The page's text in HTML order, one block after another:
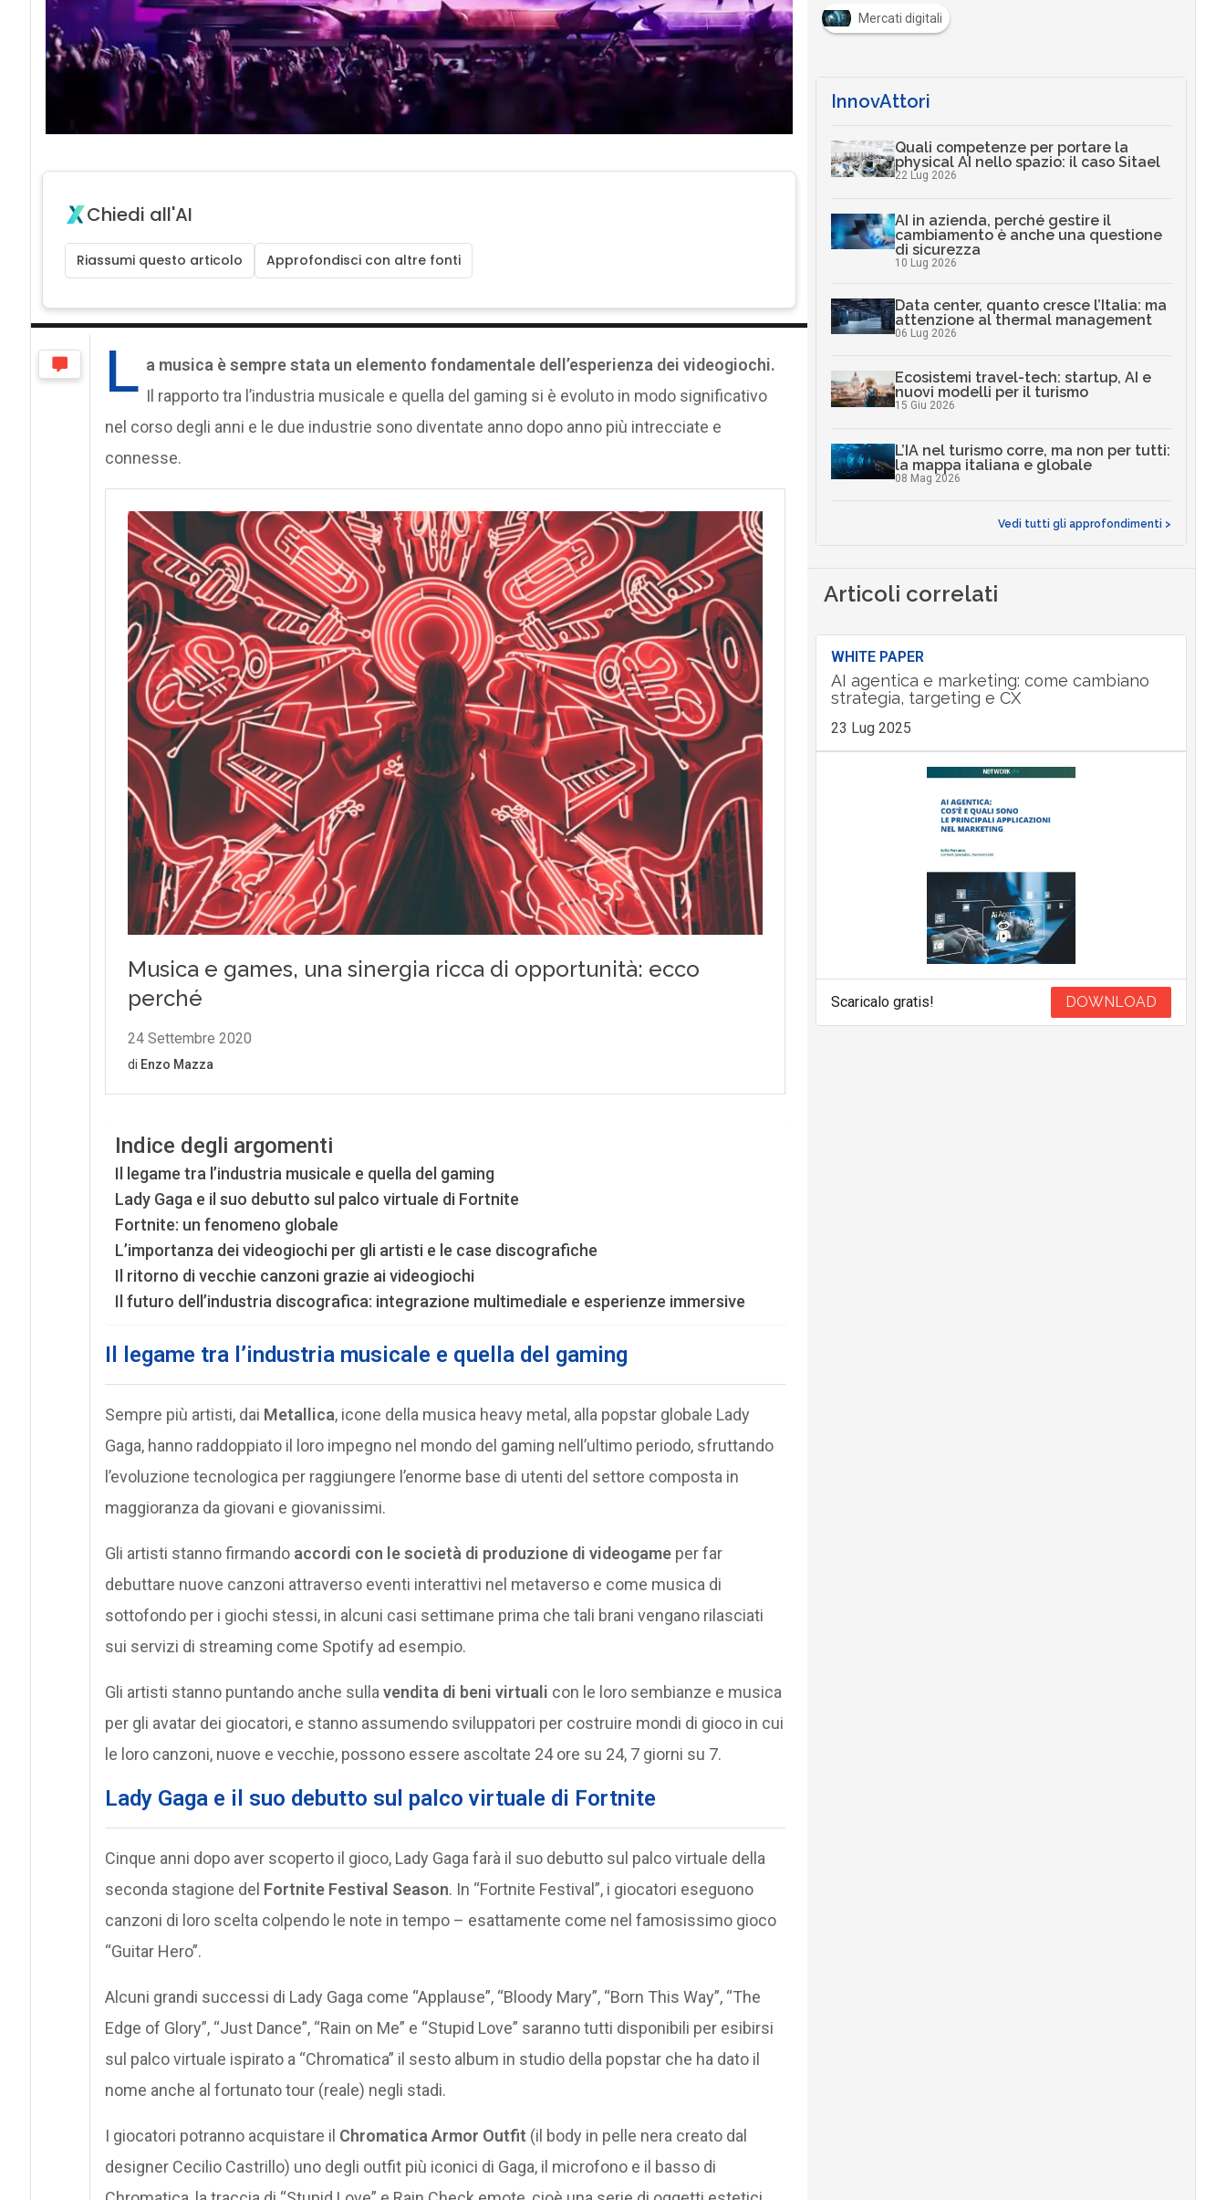
Chiedi all'AI
Riassumi questo articolo Approfondisci con altre fonti
L a musica è sempre stata un elemento fondamentale dell’esperienza dei videogiochi.
Il rapporto tra l’industria musicale e quella del gaming si è evoluto in modo significativo
nel corso degli anni e le due industrie sono diventate anno dopo anno più intrecciate e
connesse.
Indice degli argomenti
Il legame tra l’industria musicale e quella del gaming
Lady Gaga e il suo debutto sul palco virtuale di Fortnite
Fortnite: un fenomeno globale
L’importanza dei videogiochi per gli artisti e le case discografiche
Il ritorno di vecchie canzoni grazie ai videogiochi
Il futuro dell’industria discografica: integrazione multimediale e esperienze immersive
Il legame tra l’industria musicale e quella del gaming
Sempre più artisti, dai Metallica, icone della musica heavy metal, alla popstar globale Lady
Gaga, hanno raddoppiato il loro impegno nel mondo del gaming nell’ultimo periodo, sfruttando
l’evoluzione tecnologica per raggiungere l’enorme base di utenti del settore composta in
maggioranza da giovani e giovanissimi.
Gli artisti stanno firmando accordi con le società di produzione di videogameper far
debuttare nuove canzoni attraverso eventi interattivi nel metaverso e come musica di
sottofondo per i giochi stessi, in alcuni casi settimane prima che tali brani vengano rilasciati
sui servizi di streaming come Spotify ad esempio.
Gli artisti stanno puntando anche sulla vendita di beni virtuali con le loro sembianze e musica
per gli avatar dei giocatori, e stanno assumendo sviluppatori per costruire mondi di gioco in cui
le loro canzoni, nuove e vecchie, possono essere ascoltate 24 ore su 24, 7 giorni su 7.
Lady Gaga e il suo debutto sul palco virtuale di Fortnite
Cinque anni dopo aver scoperto il gioco, Lady Gaga farà il suo debutto sul palco virtuale della
seconda stagione del Fortnite Festival Season. In “Fortnite Festival”, i giocatori eseguono
canzoni di loro scelta colpendo le note in tempo – esattamente come nel famosissimo gioco
“Guitar Hero”.
Alcuni grandi successi di Lady Gaga come “Applause”, “Bloody Mary”, “Born This Way”, “The
Edge of Glory”, “Just Dance”, “Rain on Me” e “Stupid Love” saranno tutti disponibili per esibirsi
sul palco virtuale ispirato a “Chromatica” il sesto album in studio della popstar che ha dato il
nome anche al fortunato tour (reale) negli stadi.
I giocatori potranno acquistare il Chromatica Armor Outfit (il body in pelle nera creato dal
designer Cecilio Castrillo) uno degli outfit più iconici di Gaga, il microfono e il basso di
Mercati digitali
InnovAttori
Quali competenze per portare la
physical AI nello spazio: il caso Sitael
22 Lug 2026
AI in azienda, perché gestire il
cambiamento è anche una questione
di sicurezza
10 Lug 2026
Data center, quanto cresce l’Italia: ma
attenzione al thermal management
06 Lug 2026
Ecosistemi travel-tech: startup, AI e
nuovi modelli per il turismo
15 Giu 2026
L’IA nel turismo corre, ma non per tutti:
la mappa italiana e globale
08 Mag 2026
Vedi tutti gli approfondimenti >
Articoli correlati
WHITE PAPER
AI agentica e marketing: come cambiano
strategia, targeting e CX
23 Lug 2025
Scaricalo gratis! DOWNLOAD